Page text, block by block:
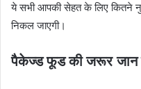
ये सभी आपकी सेहत के लिए कितने
निकल जाएगी।
पैकेज्ड फूड कीजरूर जान